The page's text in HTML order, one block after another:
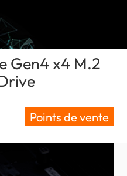
Gen4 x4 M.2
Points de vente